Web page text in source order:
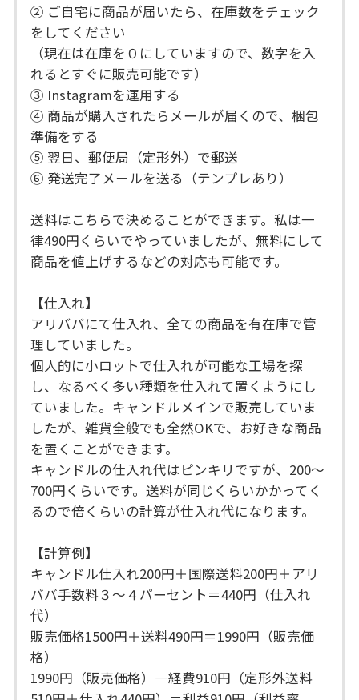
② ご自宅に商品が届いたら、在庫数をチェック
をしてください
（現在は在庫を０にしていますので、数字を入
れるとすぐに販売可能です）
③ Instagramを運用する
④ 商品が購入されたらメールが届くので、梱包
準備をする
⑤ 翌日、郵便局（定形外）で郵送
⑥ 発送完了メールを送る（テンプレあり）
送料はこちらで決めることができます。私は一
律490円くらいでやっていましたが、無料にして
商品を値上げするなどの対応も可能です。
【仕入れ】
アリババにて仕入れ、全ての商品を有在庫で管
理していました。
個人的に小ロットで仕入れが可能な工場を探
し、なるべく多い種類を仕入れて置くようにし
ていました。キャンドルメインで販売していま
したが、雑貨全般でも全然OKで、お好きな商品
を置くことができます。
キャンドルの仕入れ代はピンキリですが、200～
700円くらいです。送料が同じくらいかかってく
るので倍くらいの計算が仕入れ代になります。
【計算例】
キャンドル仕入れ200円＋国際送料200円＋アリ
ババ手数料３～４パーセント＝440円（仕入れ
代）
販売価格1500円＋送料490円＝1990円（販売価
格）
1990円（販売価格）―経費910円（定形外送料